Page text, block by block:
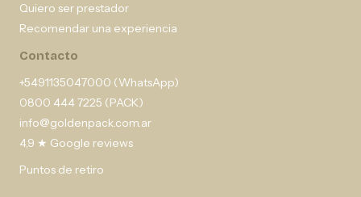
Quiero ser prestador
Recomendar una experiencia
Contacto
+5491135047000 (WhatsApp)
0800 444 7225 (PACK)
info@goldenpack.com.ar
4,9 ★ Google reviews
Puntos de retiro